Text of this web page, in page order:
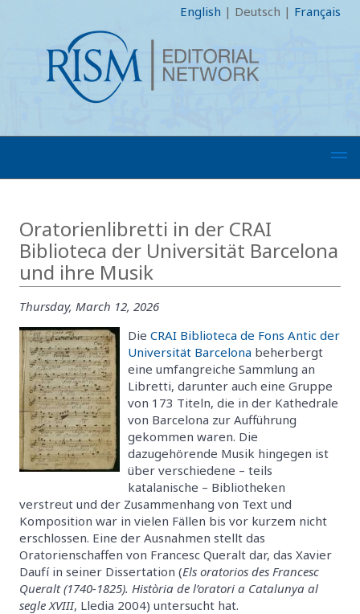
English | Deutsch | Français
Oratorienlibretti in der CRAI
Biblioteca der Universität Barcelona
und ihre Musik
Thursday, March 12, 2026
Die CRAI Biblioteca de Fons Antic der
Universität Barcelona beherbergt
eine umfangreiche Sammlung an
Libretti, darunter auch eine Gruppe
von 173 Titeln, die in der Kathedrale
von Barcelona zur Aufführung
gekommen waren. Die
dazugehörende Musik hingegen ist
über verschiedene – teils
katalanische – Bibliotheken
verstreut und der Zusammenhang von Text und
Komposition war in vielen Fällen bis vor kurzem nicht
erschlossen. Eine der Ausnahmen stellt das
Oratorienschaffen von Francesc Queralt dar, das Xavier
Daufí in seiner Dissertation (Els oratorios des Francesc
Queralt (1740-1825). Història de l’oratori a Catalunya al
segle XVIII, Lledia 2004) untersucht hat.